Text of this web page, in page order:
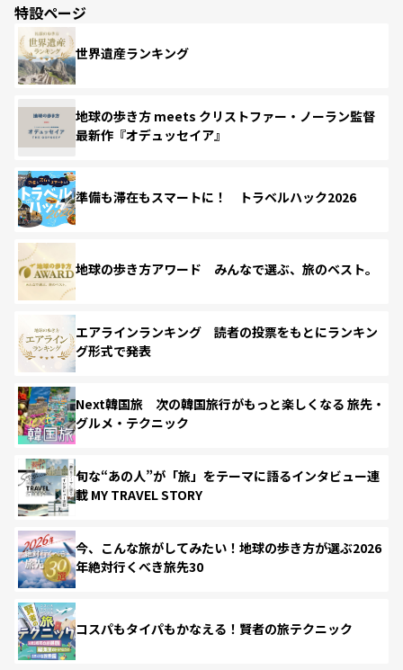
特設ページ
世界遺産ランキング
地球の歩き方 meets クリストファー・ノーラン監督
最新作『オデュッセイア』
準備も滞在もスマートに！ トラベルハック2026
地球の歩き方アワード みんなで選ぶ、旅のベスト。
エアラインランキング 読者の投票をもとにランキン
グ形式で発表
Next韓国旅 次の韓国旅行がもっと楽しくなる 旅先・
グルメ・テクニック
旬な“あの人”が「旅」をテーマに語るインタビュー連
載 MY TRAVEL STORY
今、こんな旅がしてみたい！地球の歩き方が選ぶ2026
年絶対行くべき旅先30
コスパもタイパもかなえる！賢者の旅テクニック